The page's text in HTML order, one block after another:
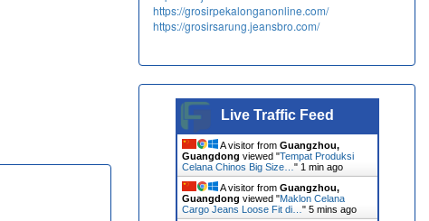
https://grosirpekalonganonline.com/
https://grosirsarung.jeansbro.com/
Live Traffic Feed
A visitor from Guangzhou,
Guangdong viewed "Tempat Produksi
Celana Chinos Big Size… " 1 min ago
A visitor from Guangzhou,
Guangdong viewed "Maklon Celana
Cargo Jeans Loose Fit di… " 5 mins ago